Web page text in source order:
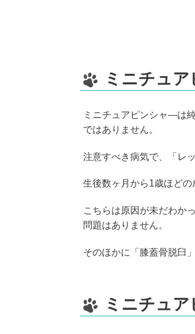
ミニチュ
ミニチュアピンシャ―は
ではありません。
注意すべき病気で、「レ
生後数ヶ月から1歳ほどの
こちらは原因が未だわか
問題はありません。
そのほかに「膝蓋骨脱臼
ミニチュ